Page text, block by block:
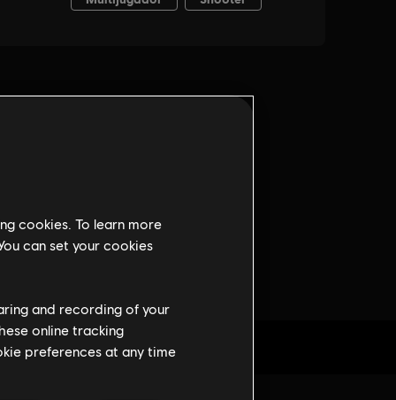
cookies. To learn more
can set your cookies
and recording of your
online tracking
preferences at any time